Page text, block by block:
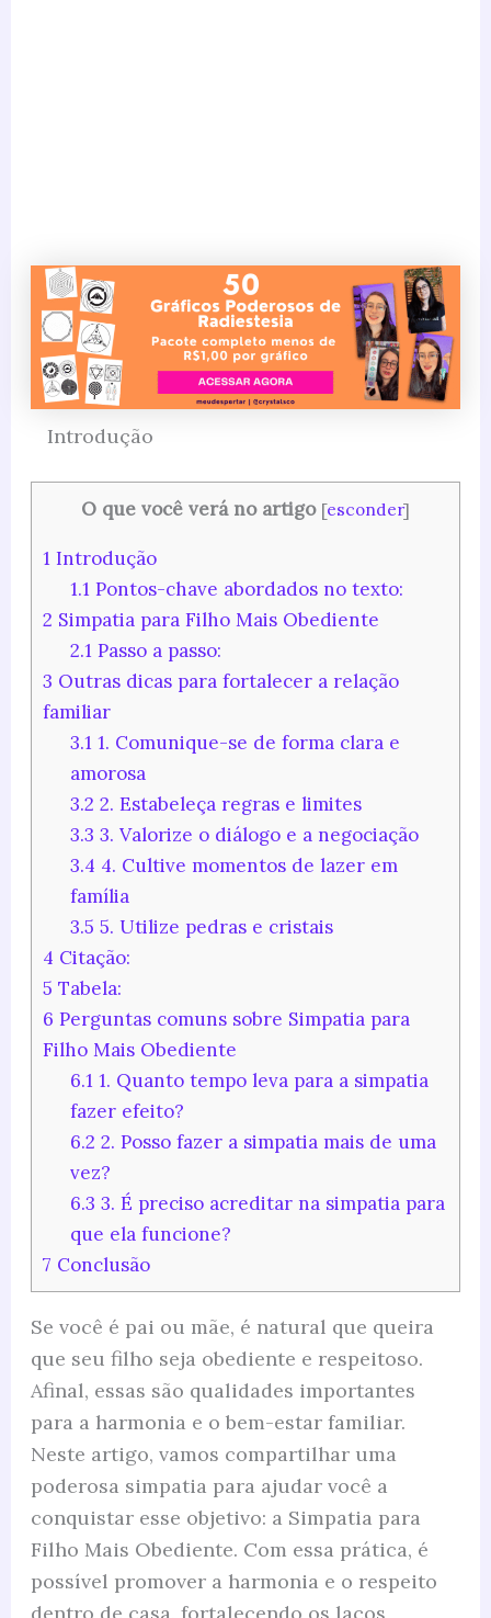
Introdução
O que você verá no artigo [esconder]
1Introdução
1.1 Pontos-chave abordados no texto:
2 Simpatia para Filho Mais Obediente
2.1 Passo a passo:
3 Outras dicas para fortalecer a relação
familiar
3.1 1. Comunique-se de forma clara e
amorosa
3.2 2. Estabeleça regras e limites
3.3 3. Valorize o diálogo e a negociação
3.4 4. Cultive momentos de lazer em
família
3.5 5. Utilize pedras e cristais
4 Citação:
5 Tabela:
6 Perguntas comuns sobre Simpatia para
Filho Mais Obediente
6.1 1. Quanto tempo leva para a simpatia
fazer efeito?
6.2 2. Posso fazer a simpatia mais de uma
vez?
6.3 3. É preciso acreditar na simpatia para
que ela funcione?
7 Conclusão
Se você é pai ou mãe, é natural que queira
que seu filho seja obediente e respeitoso.
Afinal, essas são qualidades importantes
para a harmonia e o bem-estar familiar.
Neste artigo, vamos compartilhar uma
poderosa simpatia para ajudar você a
conquistar esse objetivo: a Simpatia para
Filho Mais Obediente. Com essa prática, é
possível promover a harmonia e o respeito